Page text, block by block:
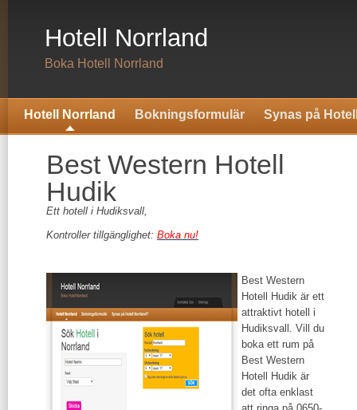
Hotell Norrland
Boka Hotell Norrland
Hotell Norrland Bokningsformulär Synas på
Best Western Hotell
Hudik
Ett hotell i Hudiksvall,
Kontroller tillgänglighet: Boka nu!
Best Western
Hotell Hudik är ett
attraktivt hotell i
Hudiksvall. Vill du
boka ett rum på
Best Western
Hotell Hudik är
det ofta enklast